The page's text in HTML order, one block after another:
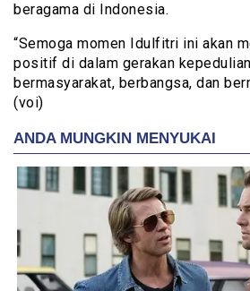
beragama di Indonesia.
“Semoga momen Idulfitri ini akan
positif di dalam gerakan
bermasyarakat, berbangsa, dan
(voi)